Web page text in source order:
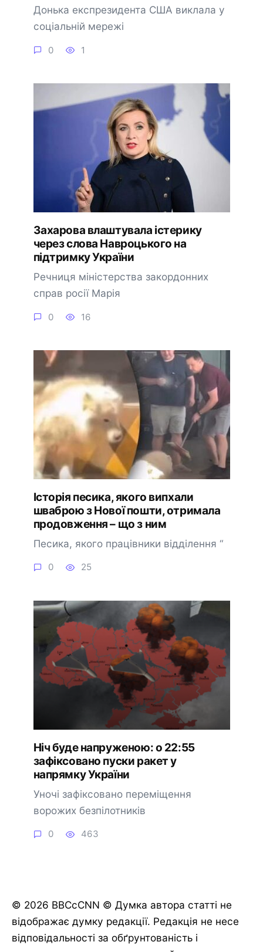
Донька експрезидента США виклала у
соціальній мережі
0 1
Захарова влаштувала істерику
через слова Навроцького на
підтримку України
Речниця міністерства закордонних
справ росії Марія
0 16
Історія песика, якого випхали
шваброю з Нової пошти, отримала
продовження – що з ним
Песика, якого працівники відділення “
0 25
Ніч буде напруженою: о 22:55
зафіксовано пуски ракет у
напрямку України
Уночі зафіксовано переміщення
ворожих безпілотників
0 463
© 2026 BBCcCNN © Думка автора статті не
відображає думку редакції. Редакція не несе
відповідальності за обґрунтованість і